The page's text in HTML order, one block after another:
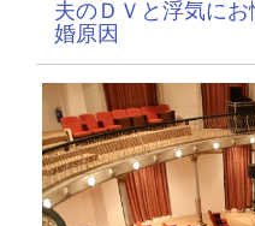
夫のＤＶと浮気に
婚原因